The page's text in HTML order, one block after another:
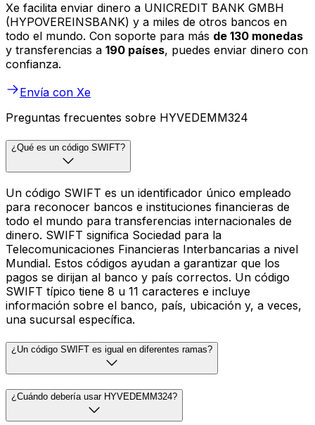
Xe facilita enviar dinero a UNICREDIT BANK GMBH
(HYPOVEREINSBANK) y a miles de otros bancos en
todo el mundo. Con soporte para más de 130 monedas
y transferencias a 190 países, puedes enviar dinero con
confianza.
Envía con Xe
Preguntas frecuentes sobre HYVEDEMM324
¿Qué es un código SWIFT?
Un código SWIFT es un identificador único empleado
para reconocer bancos e instituciones financieras de
todo el mundo para transferencias internacionales de
dinero. SWIFT significa Sociedad para la
Telecomunicaciones Financieras Interbancarias a nivel
Mundial. Estos códigos ayudan a garantizar que los
pagos se dirijan al banco y país correctos. Un código
SWIFT típico tiene 8 u 11 caracteres e incluye
información sobre el banco, país, ubicación y, a veces,
una sucursal específica.
¿Un código SWIFT es igual en diferentes ramas?
¿Cuándo debería usar HYVEDEMM324?